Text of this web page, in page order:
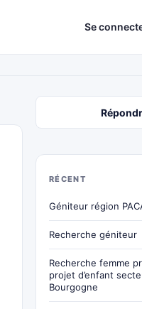
Se
RÉCENT
Géniteur région
Recherche géniteur
Recherche femme
projet d’enfant
Bourgogne